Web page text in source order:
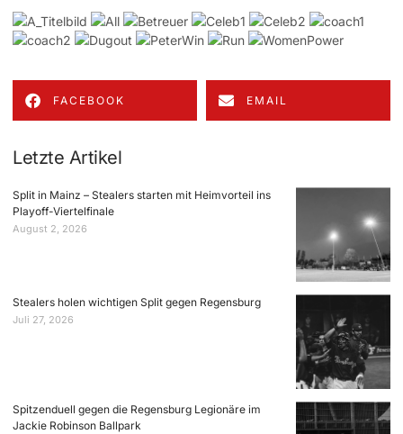
FACEBOOK EMAIL
Letzte Artikel
Split in Mainz – Stealers starten mit Heimvorteil ins
Playoff-Viertelfinale
August 2, 2026
Stealers holen wichtigen Split gegen Regensburg
Juli 27, 2026
Spitzenduell gegen die Regensburg Legionäre im
Jackie Robinson Ballpark